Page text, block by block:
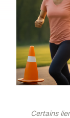
Certains